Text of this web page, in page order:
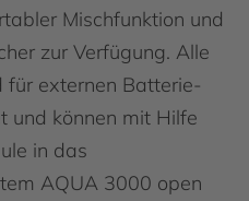
Mischfunktion und
zur Verfügung. Alle
für externen Batterie-
und können mit Hilfe
in das
AQUA 3000 open